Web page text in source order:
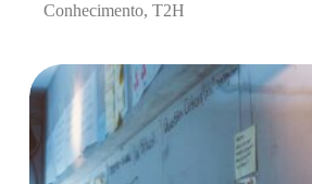
Conhecimento, T2H